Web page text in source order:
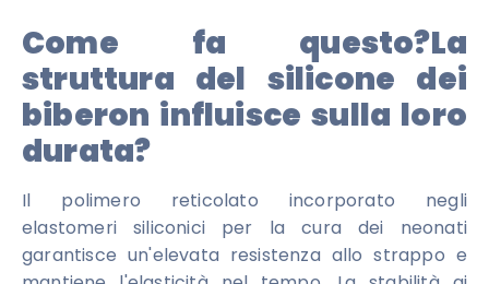
Come fa questo?La
struttura del silicone dei
biberon influisce sulla loro
durata?
Il polimero reticolato incorporato negli
elastomeri siliconici per la cura dei neonati
garantisce un'elevata resistenza allo strappo e